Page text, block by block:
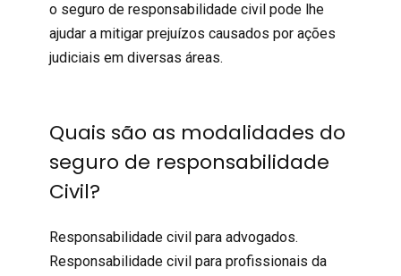
o seguro de responsabilidade civil pode lhe
ajudar a mitigar prejuízos causados por ações
judiciais em diversas áreas.
Quais são as modalidades do
seguro de responsabilidade
Civil?
Responsabilidade civil para advogados.
Responsabilidade civil para profissionais da